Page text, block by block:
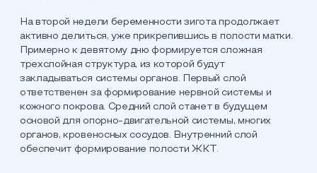
На второй недели беременности зигота продолжает
активно делиться, уже прикрепившись в полости матки.
Примерно к девятому дню формируется сложная
трехслойная структура, из которой будут
закладываться системы органов. Первый слой
ответственен за формирование нервной системы и
кожного покрова. Средний слой станет в будущем
основой для опорно-двигательной системы, многих
органов, кровеносных сосудов. Внутренний слой
обеспечит формирование полости ЖКТ.